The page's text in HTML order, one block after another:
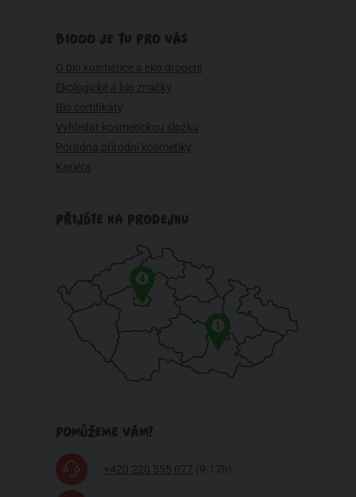
BIOOO JE TU PRO VÁS
O bio kosmetice a eko drogerii
Ekologické a bio značky
Bio certifikáty
Vyhledat kosmetickou složku
Poradna přírodní kosmetiky
Kariéra
PŘIJĎTE NA PRODEJNU
1
4
POMŮŽEME VÁM?
+420 220 555 077 (9-17h)